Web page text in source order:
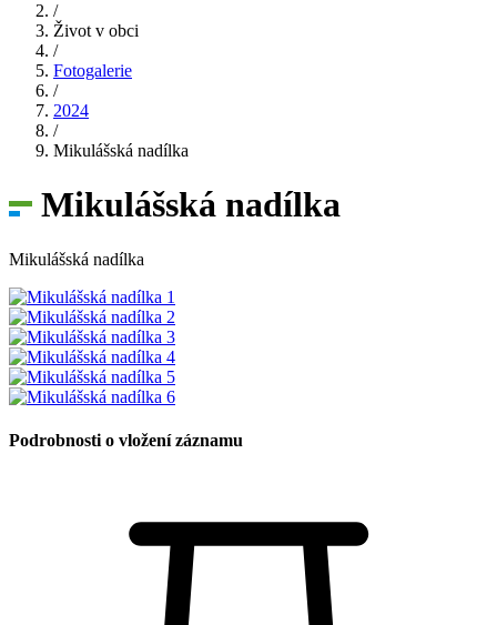
/
Život v obci
/
Fotogalerie
/
2024
/
Mikulášská nadílka
Mikulášská nadílka
Mikulášská nadílka
Podrobnosti o vložení záznamu